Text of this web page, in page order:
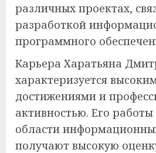
различных проектах,
разработкой
программного
Карьера Харатьяна
характеризуется
достижениями и
активностью. Его
области
получают высокую